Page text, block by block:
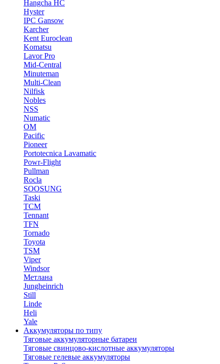
Hangcha HC
Hyster
IPC Gansow
Karcher
Kent Euroclean
Komatsu
Lavor Pro
Mid-Central
Minuteman
Multi-Clean
Nilfisk
Nobles
NSS
Numatic
OM
Pacific
Pioneer
Portotecnica Lavamatic
Powr-Flight
Pullman
Rocla
SOOSUNG
Taski
TCM
Tennant
TFN
Tornado
Toyota
TSM
Viper
Windsor
Метлана
Jungheinrich
Still
Linde
Heli
Yale
Аккумуляторы по типу
Тяговые аккумуляторные батареи
Тяговые свинцово-кислотные аккумуляторы
Тяговые гелевые аккумуляторы